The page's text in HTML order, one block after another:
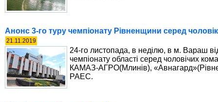
Анонс 3-го туру чемпіонату Рівненщини серед
21.11.2019
24-го листопада, в неділю, в м. Вараш
чемпіонату області серед чоловічих
КАМАЗ-АГРО(Млинів),
РАЕС.